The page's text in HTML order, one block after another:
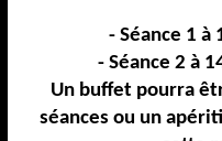
- Séance 1 à
- Séance 2 à
Un buffet pourra
séances ou un